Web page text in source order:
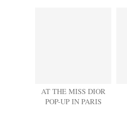
AT THE MISS DIOR
POP-UP IN PARIS